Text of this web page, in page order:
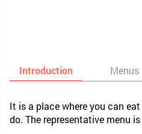
Introduction Menus
It is a place where you can
do. The representative menu